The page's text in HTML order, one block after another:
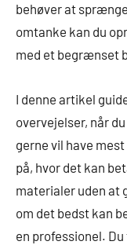
behøver at
omtanke kan du
med et begrænset
I denne artikel
overvejelser, når
gerne vil have
på, hvor det kan
materialer uden at
om det bedst kan
en professionel.